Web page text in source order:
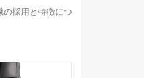
の採用と特徴につ